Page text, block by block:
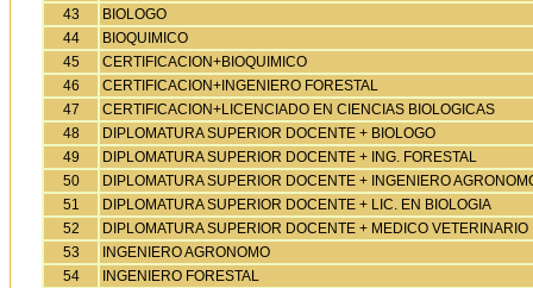
43
BIOLOGO
44
BIOQUIMICO
45
CERTIFICACION+BIOQUIMICO
46
CERTIFICACION+INGENIERO FORESTAL
47
CERTIFICACION+LICENCIADO EN CIENCIAS BIOLOGICAS
48
DIPLOMATURA SUPERIOR DOCENTE + BIOLOGO
49
DIPLOMATURA SUPERIOR DOCENTE + ING. FORESTAL
50
DIPLOMATURA SUPERIOR DOCENTE + INGENIERO
51
DIPLOMATURA SUPERIOR DOCENTE + LIC. EN BIOLOGIA
52
DIPLOMATURA SUPERIOR DOCENTE + MEDICO VETERINARIO
53
INGENIERO AGRONOMO
54
INGENIERO FORESTAL